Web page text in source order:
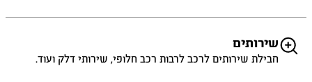
שירותים
חבילת שירותים לרכב לרבות רכב חלופי, שירותי דלק ועוד.